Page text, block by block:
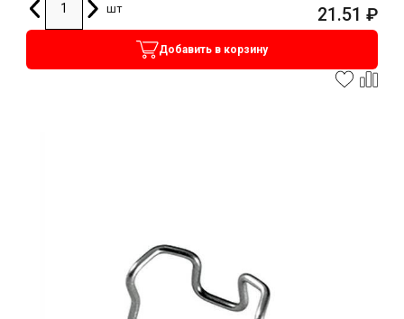
шт
21.51 ₽
Добавить в корзину